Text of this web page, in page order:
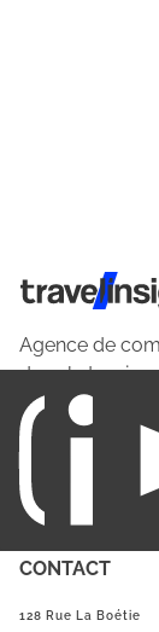
Travel Insight
Agence de
dans le
du loisirs.
CONTACT
128 Rue La Boétie